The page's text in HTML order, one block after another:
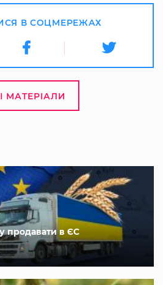
В СОЦМЕРЕЖАХ
МАТЕРІАЛИ
продавати в ЄС